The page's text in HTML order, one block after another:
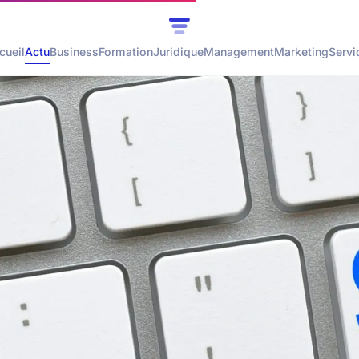
ActuBusinessFormationJuridiqueManagementMarketing